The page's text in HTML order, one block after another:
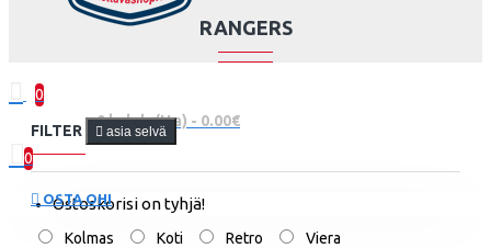
0
0 kohde(tta) - 0.00€
0
Ostoskorisi on tyhjä!
RANGERS
FILTER asia selvä
OSTA OHI
Kolmas Koti Retro Viera